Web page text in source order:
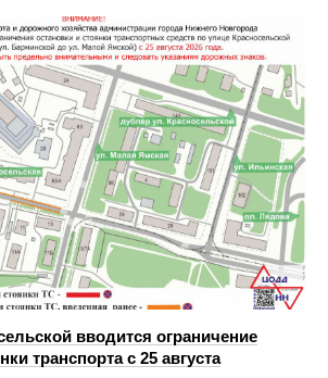
вводится ограничение
транспорта с 25 августа